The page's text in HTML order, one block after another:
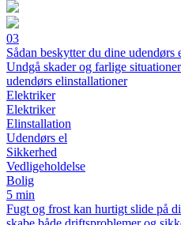
03
Sådan beskytter du dine
Undgå skader og farlige
udendørs elinstallationer
Elektriker
Elektriker
Elinstallation
Udendørs el
Sikkerhed
Vedligeholdelse
Bolig
5 min
Fugt og frost kan hurtigt slide på